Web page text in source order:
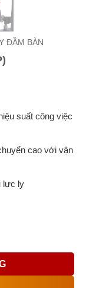
ĐẦM BÀN
suất công việc
cao với vận
lực ly